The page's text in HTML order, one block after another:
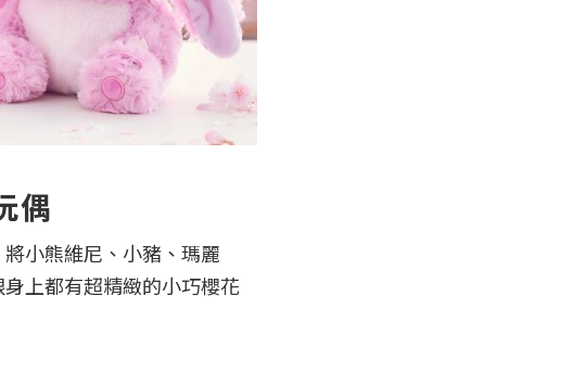
偶
小熊維尼、小豬、瑪麗
上都有超精緻的小巧櫻花